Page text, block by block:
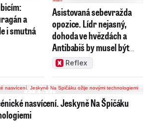
a
i smutná
Asistovaná sebevražda
opozice. Lídr nejasný,
dohoda ve hvězdách a
Antibabiš by musel být
jako Spider-Man
Reflex
nasvícení. Jeskyně Na Špičáku